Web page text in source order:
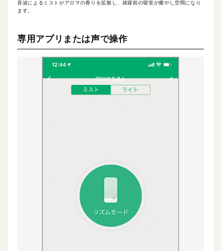
音波によるミストがアロマの香りを拡散し、就寝前の寝室が癒やし空間になり
ます。
専用アプリまたは声で操作